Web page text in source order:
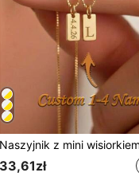
33,61zł